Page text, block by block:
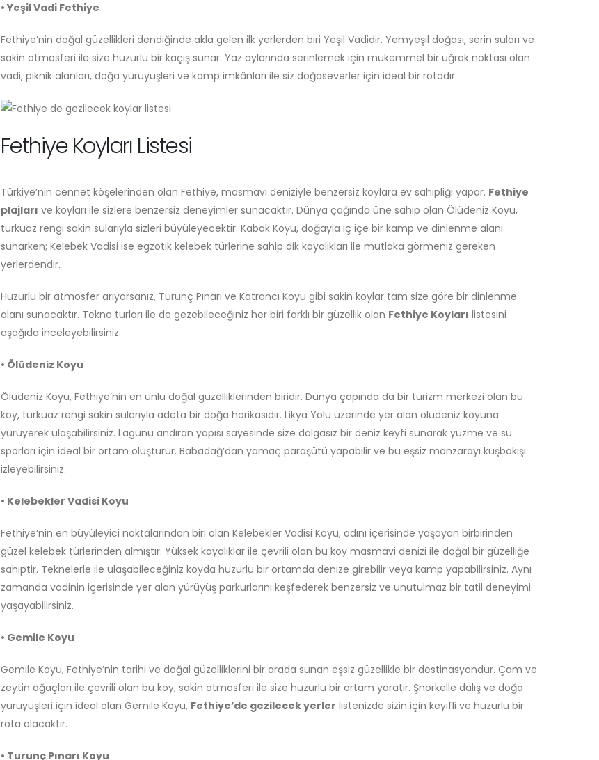
• Yeşil Vadi Fethiye
Fethiye’nin doğal güzellikleri dendiğinde akla gelen ilk yerlerden biri Yeşil Vadidir. Yemyeşil doğası, serin suları ve
sakin atmosferi ile size huzurlu bir kaçış sunar. Yaz aylarında serinlemek için mükemmel bir uğrak noktası olan
vadi, piknik alanları, doğa yürüyüşleri ve kamp imkânları ile siz doğaseverler için ideal bir rotadır.
Fethiye Koyları Listesi
Türkiye’nin cennet köşelerinden olan Fethiye, masmavi deniziyle benzersiz koylara ev sahipliği yapar. Fethiye
plajları ve koyları ile sizlere benzersiz deneyimler sunacaktır. Dünya çağında üne sahip olan Ölüdeniz Koyu,
turkuaz rengi sakin sularıyla sizleri büyüleyecektir. Kabak Koyu, doğayla iç içe bir kamp ve dinlenme alanı
sunarken; Kelebek Vadisi ise egzotik kelebek türlerine sahip dik kayalıkları ile mutlaka görmeniz gereken
yerlerdendir.
Huzurlu bir atmosfer arıyorsanız, Turunç Pınarı ve Katrancı Koyu gibi sakin koylar tam size göre bir dinlenme
alanı sunacaktır. Tekne turları ile de gezebileceğiniz her biri farklı bir güzellik olan Fethiye Koyları listesini
aşağıda inceleyebilirsiniz.
• Ölüdeniz Koyu
Ölüdeniz Koyu, Fethiye’nin en ünlü doğal güzelliklerinden biridir. Dünya çapında da bir turizm merkezi olan bu
koy, turkuaz rengi sakin sularıyla adeta bir doğa harikasıdır. Likya Yolu üzerinde yer alan ölüdeniz koyuna
yürüyerek ulaşabilirsiniz. Lagünü andıran yapısı sayesinde size dalgasız bir deniz keyfi sunarak yüzme ve su
sporları için ideal bir ortam oluşturur. Babadağ’dan yamaç paraşütü yapabilir ve bu eşsiz manzarayı kuşbakışı
izleyebilirsiniz.
• Kelebekler Vadisi Koyu
Fethiye’nin en büyüleyici noktalarından biri olan Kelebekler Vadisi Koyu, adını içerisinde yaşayan birbirinden
güzel kelebek türlerinden almıştır. Yüksek kayalıklar ile çevrili olan bu koy masmavi denizi ile doğal bir güzelliğe
sahiptir. Teknelerle ile ulaşabileceğiniz koyda huzurlu bir ortamda denize girebilir veya kamp yapabilirsiniz. Aynı
zamanda vadinin içerisinde yer alan yürüyüş parkurlarını keşfederek benzersiz ve unutulmaz bir tatil deneyimi
yaşayabilirsiniz.
• Gemile Koyu
Gemile Koyu, Fethiye’nin tarihi ve doğal güzelliklerini bir arada sunan eşsiz güzellikle bir destinasyondur. Çam ve
zeytin ağaçları ile çevrili olan bu koy, sakin atmosferi ile size huzurlu bir ortam yaratır. Şnorkelle dalış ve doğa
yürüyüşleri için ideal olan Gemile Koyu, Fethiye’de gezilecek yerler listenizde sizin için keyifli ve huzurlu bir
rota olacaktır.
• Turunç Pınarı Koyu